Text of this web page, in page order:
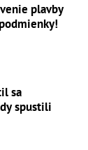
plavby
sa
spustili